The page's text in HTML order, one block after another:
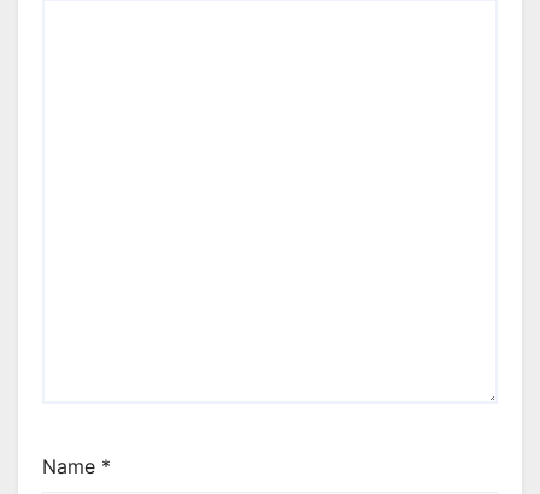
Name *